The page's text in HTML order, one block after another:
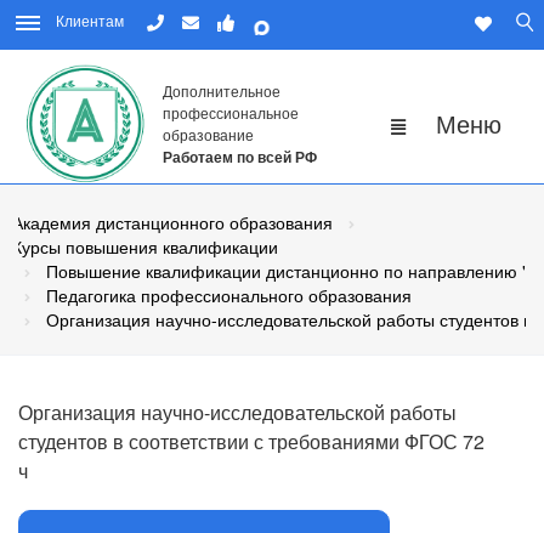
Клиентам
Дополнительное
профессиональное
образование
Работаем по всей РФ
Академия дистанционного образования
Курсы повышения квалификации
Повышение квалификации дистанционно по направлению
Педагогика профессионального образования
Организация научно-исследовательской работы студентов
Организация научно-исследовательской работы
студентов в соответствии с требованиями ФГОС 72
ч